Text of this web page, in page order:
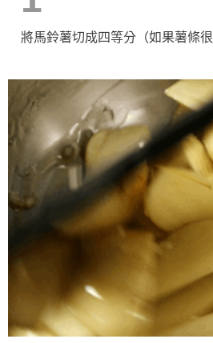
將馬鈴薯切成四等分（如果薯條